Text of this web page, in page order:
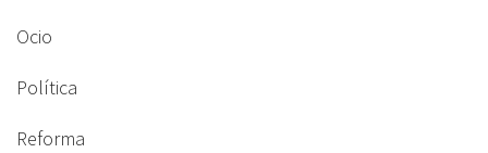
Ocio
Política
Reforma